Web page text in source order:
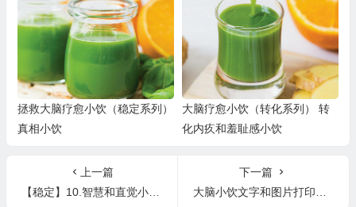
拯救大脑疗愈小饮（稳定系列）
真相小饮
大脑疗愈小饮（转化系列） 转
化内疚和羞耻感小饮
上一篇
【稳定】10.智慧和直觉小饮 Wisdom and Intuition
下一篇
大脑小饮文字和图片打印版下载链接（可打印）